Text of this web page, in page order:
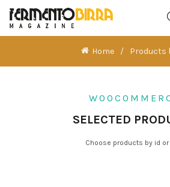
Home Products
SELECTED
Choose products by id or